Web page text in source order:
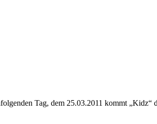
Tag, dem 25.03.2011 kommt „Kidz“